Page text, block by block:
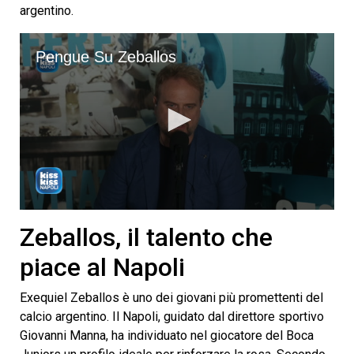
argentino.
Pengue Su Zeballos
seconds
of
minute,
1
second
Zeballos, il talento che
piace al Napoli
Exequiel Zeballos è uno dei giovani più promettenti del
calcio argentino. Il Napoli, guidato dal direttore sportivo
Giovanni Manna, ha individuato nel giocatore del Boca